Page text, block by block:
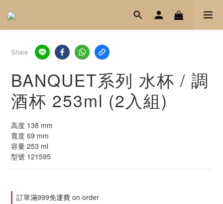
Share
BANQUET系列 水杯 / 調
酒杯 253ml (2入組)
高度 138 mm
寬度 69 mm
容量 253 ml
型號 121595
訂單滿999免運費 on order